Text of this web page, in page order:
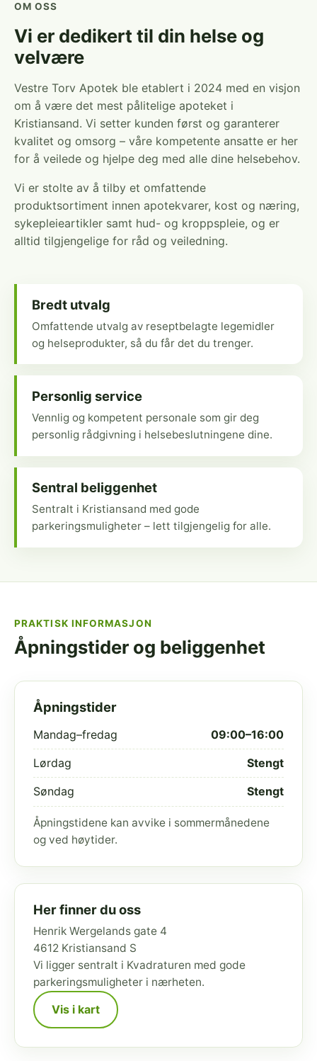
OM OSS
Vi er dedikert til din helse og
velvære
Vestre Torv Apotek ble etablert i 2024 med en visjon
om å være det mest pålitelige apoteket i
Kristiansand. Vi setter kunden først og garanterer
kvalitet og omsorg – våre kompetente ansatte er her
for å veilede og hjelpe deg med alle dine helsebehov.
Vi er stolte av å tilby et omfattende
produktsortiment innen apotekvarer, kost og næring,
sykepleieartikler samt hud- og kroppspleie, og er
alltid tilgjengelige for råd og veiledning.
Bredt utvalg
Omfattende utvalg av reseptbelagte legemidler
og helseprodukter, så du får det du trenger.
Personlig service
Vennlig og kompetent personale som gir deg
personlig rådgivning i helsebeslutningene dine.
Sentral beliggenhet
Sentralt i Kristiansand med gode
parkeringsmuligheter – lett tilgjengelig for alle.
PRAKTISK INFORMASJON
Åpningstider og beliggenhet
Åpningstider
Mandag–fredag 09:00–16:00
Lørdag Stengt
Søndag Stengt
Åpningstidene kan avvike i sommermånedene
og ved høytider.
Her finner du oss
Henrik Wergelands gate 4
4612 Kristiansand S
Vi ligger sentralt i Kvadraturen med gode
parkeringsmuligheter i nærheten.
Vis i kart